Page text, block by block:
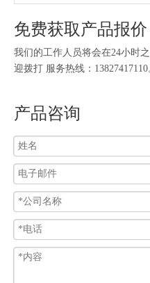
免费获取产品报价
我们的工作人员将会在24小时
迎拨打 服务热线：13827417110
产品咨询